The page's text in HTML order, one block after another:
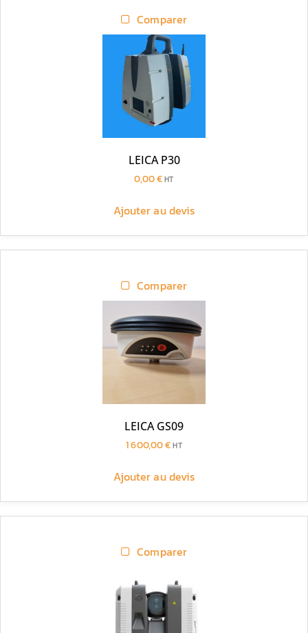
Comparer
LEICA P30
0,00€HT
Ajouter au devis
Comparer
LEICA GS09
1 600,00€ HT
Ajouter au devis
Comparer